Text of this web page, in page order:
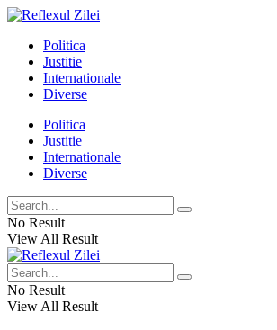
Politica
Justitie
Internationale
Diverse
Politica
Justitie
Internationale
Diverse
No Result
View All Result
No Result
View All Result